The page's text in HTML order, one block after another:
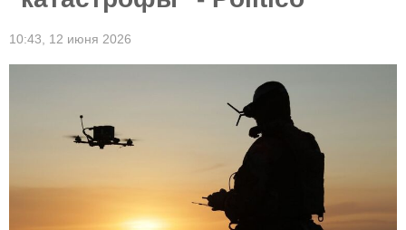
10:43, 12 июня 2026